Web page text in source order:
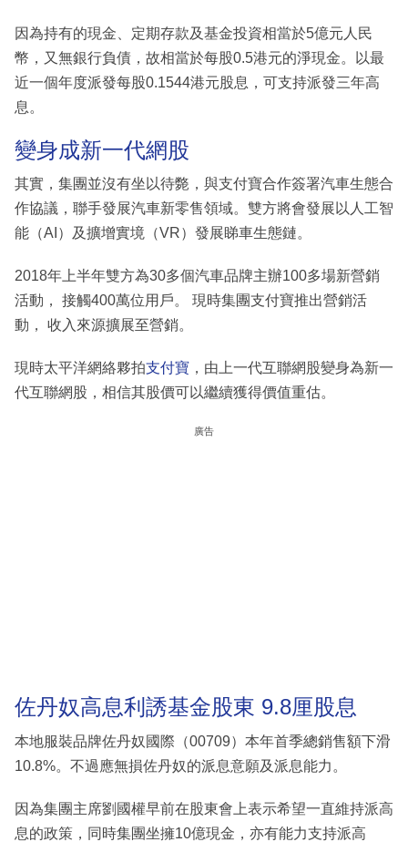
因為持有的現金、定期存款及基金投資相當於5億元人民
幣，又無銀行負債，故相當於每股0.5港元的淨現金。以最
近一個年度派發每股0.1544港元股息，可支持派發三年高
息。
變身成新一代網股
其實，集團並沒有坐以待斃，與支付寶合作簽署汽車生態合
作協議，聯手發展汽車新零售領域。雙方將會發展以人工智
能（AI）及擴增實境（VR）發展睇車生態鏈。
2018年上半年雙方為30多個汽車品牌主辦100多場新營銷
活動， 接觸400萬位用戶。 現時集團支付寶推出營銷活
動， 收入來源擴展至營銷。
現時太平洋網絡夥拍支付寶 ，由上一代互聯網股變身為新一
代互聯網股，相信其股價可以繼續獲得價值重估。
廣告
佐丹奴高息利誘基金股東 9.8厘股息
本地服裝品牌佐丹奴國際（00709）本年首季總銷售額下滑
10.8%。不過應無損佐丹奴的派息意願及派息能力。
因為集團主席劉國權早前在股東會上表示希望一直維持派高
息的政策，同時集團坐擁10億現金，亦有能力支持派高